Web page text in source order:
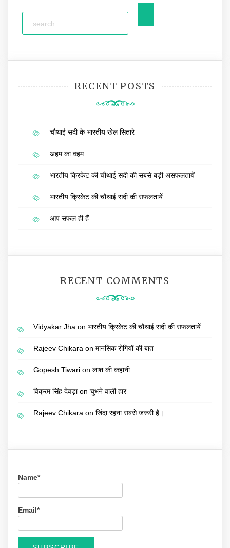
RECENT POSTS
चौथाई सदी के भारतीय खेल सितारे
अहम का वहम
भारतीय क्रिकेट की चौथाई सदी की सबसे बड़ी असफलतायें
भारतीय क्रिकेट की चौथाई सदी की सफलतायें
आप सफल ही हैं
RECENT COMMENTS
Vidyakar Jha on भारतीय क्रिकेट की चौथाई सदी की सफलतायें
Rajeev Chikara on मानसिक रोगियों की बात
Gopesh Tiwari on लाश की कहानी
विक्रम सिंह देवड़ाon चुभने वाली हार
Rajeev Chikara on जिंदा रहना सबसे जरूरी है।
Name*
Email*